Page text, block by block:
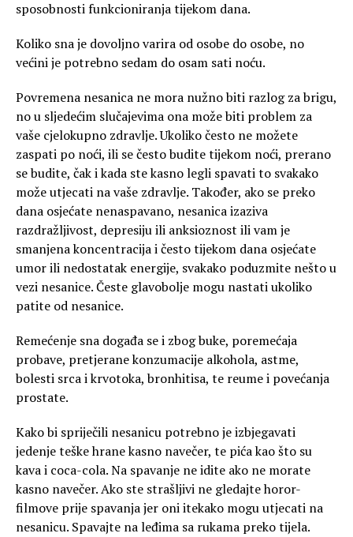
sposobnosti funkcioniranja tijekom dana.
Koliko sna je dovoljno varira od osobe do osobe, no
većini je potrebno sedam do osam sati noću.
Povremena nesanica ne mora nužno biti razlog za brigu,
no u sljedećim slučajevima ona može biti problem za
vaše cjelokupno zdravlje. Ukoliko često ne možete
zaspati po noći, ili se često budite tijekom noći, prerano
se budite, čak i kada ste kasno legli spavati to svakako
može utjecati na vaše zdravlje. Također, ako se preko
dana osjećate nenaspavano, nesanica izaziva
razdražljivost, depresiju ili anksioznost ili vam je
smanjena koncentracija i često tijekom dana osjećate
umor ili nedostatak energije, svakako poduzmite nešto u
vezi nesanice. Česte glavobolje mogu nastati ukoliko
patite od nesanice.
Remećenje sna događa se i zbog buke, poremećaja
probave, pretjerane konzumacije alkohola, astme,
bolesti srca i krvotoka, bronhitisa, te reume i povećanja
prostate.
Kako bi spriječili nesanicu potrebno je izbjegavati
jedenje teške hrane kasno navečer, te pića kao što su
kava i coca-cola. Na spavanje ne idite ako ne morate
kasno navečer. Ako ste strašljivi ne gledajte horor-
filmove prije spavanja jer oni itekako mogu utjecati na
nesanicu. Spavajte na leđima sa rukama preko tijela.